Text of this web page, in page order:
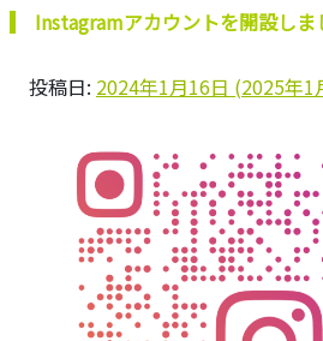
Instagramアカウントを開設しま
投稿日: 2024年1月16日 (2025年1